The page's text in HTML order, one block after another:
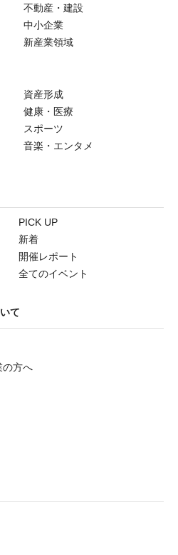
不動産・建設
中小企業
新産業領域
資産形成
健康・医療
スポーツ
音楽・エンタメ
PICK UP
新着
開催レポート
全てのイベント
て
の方へ